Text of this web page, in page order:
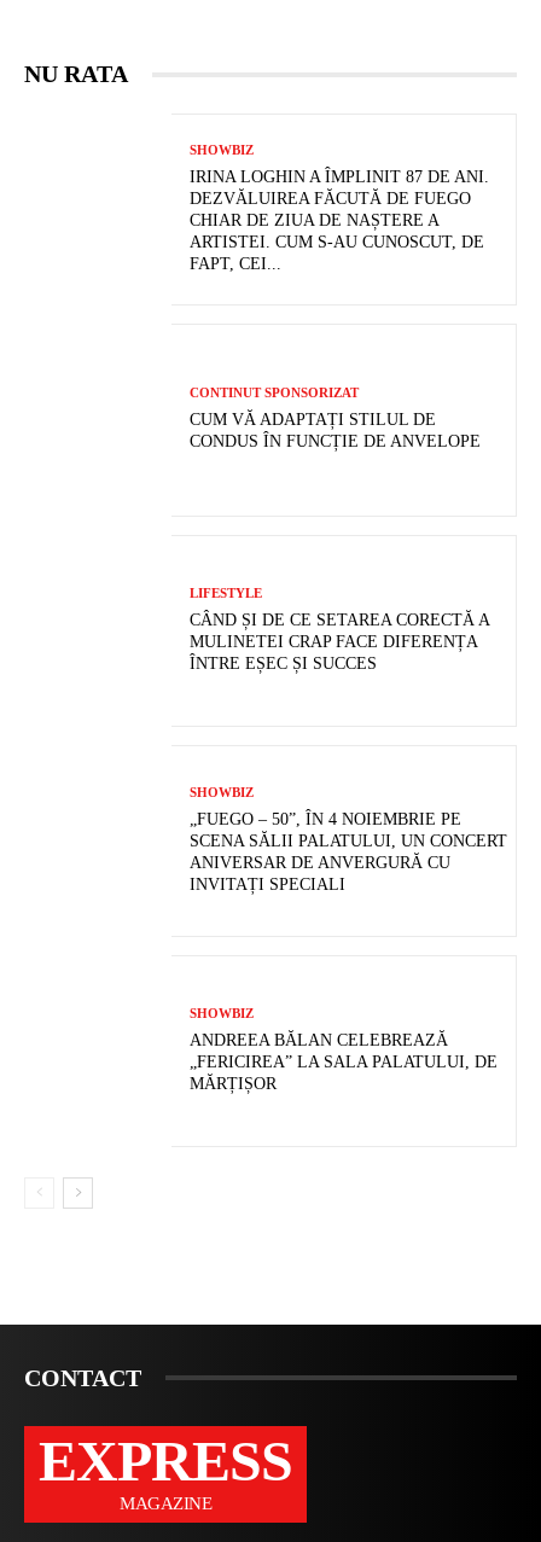
NU RATA
SHOWBIZ
IRINA LOGHIN A ÎMPLINIT 87 DE ANI.
DEZVĂLUIREA FĂCUTĂ DE FUEGO
CHIAR DE ZIUA DE NAȘTERE A
ARTISTEI. CUM S-AU CUNOSCUT, DE
FAPT, CEI...
CONTINUT SPONSORIZAT
CUM VĂ ADAPTAȚI STILUL DE
CONDUS ÎN FUNCȚIE DE ANVELOPE
LIFESTYLE
CÂND ȘI DE CE SETAREA CORECTĂ A
MULINETEI CRAP FACE DIFERENȚA
ÎNTRE EȘEC ȘI SUCCES
SHOWBIZ
„FUEGO – 50”, ÎN 4 NOIEMBRIE PE
SCENA SĂLII PALATULUI, UN CONCERT
ANIVERSAR DE ANVERGURĂ CU
INVITAȚI SPECIALI
SHOWBIZ
ANDREEA BĂLAN CELEBREAZĂ
„FERICIREA” LA SALA PALATULUI, DE
MĂRȚIȘOR
CONTACT
EXPRESS
MAGAZINE